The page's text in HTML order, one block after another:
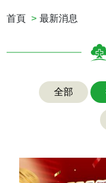
首頁 最新消息
全部